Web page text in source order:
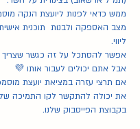
ליווי.
אבל אתם יכולים לעבור אותו 💜
בקבוצת הפייסבוק שלנו.